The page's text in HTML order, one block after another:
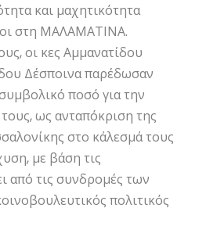
και μαχητικότητα
στη ΜΑΛΑΜΑΤΙΝΑ.
οι κες Αμμανατίδου
Δέσποινα παρέδωσαν
ποσό για την
ως ανταπόκριση της
στο κάλεσμά τους
με βάση τις
από τις συνδρομές των
πολιτικός